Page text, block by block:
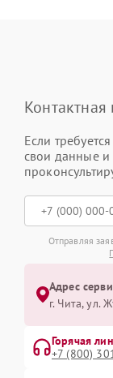
Если
свои данные и
Отправляя
Адрес
г. Чита, ул.
Горячая
+7 (800)